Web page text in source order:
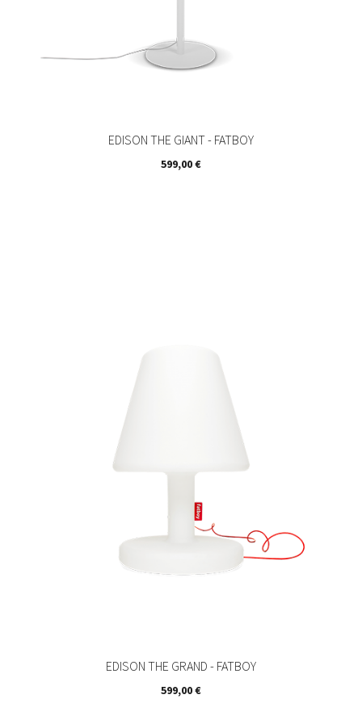
EDISON THE GIANT - FATBOY
Prix
599,00 €
EDISON THE GRAND - FATBOY
Prix
599,00 €